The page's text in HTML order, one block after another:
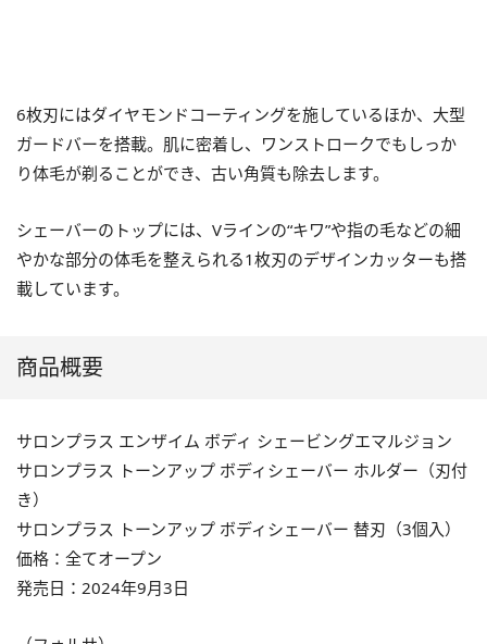
6枚刃にはダイヤモンドコーティングを施しているほか、大型
ガードバーを搭載。肌に密着し、ワンストロークでもしっか
り体毛が剃ることができ、古い角質も除去します。
シェーバーのトップには、Vラインの“キワ”や指の毛などの細
やかな部分の体毛を整えられる1枚刃のデザインカッターも搭
載しています。
商品概要
サロンプラス エンザイム ボディ シェービングエマルジョン
サロンプラス トーンアップ ボディシェーバー ホルダー（刃付
き）
サロンプラス トーンアップ ボディシェーバー 替刃（3個入）
価格：全てオープン
発売日：2024年9月3日